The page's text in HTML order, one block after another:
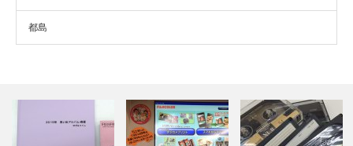
都島